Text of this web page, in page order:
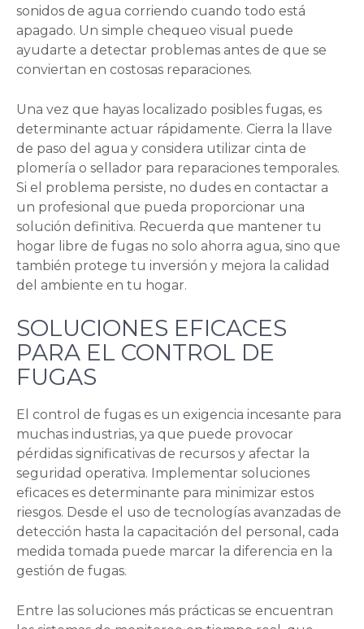
sonidos de agua corriendo cuando todo está
apagado. Un simple chequeo visual puede
ayudarte a detectar problemas antes de que se
conviertan en costosas reparaciones.
Una vez que hayas localizado posibles fugas, es
determinante actuar rápidamente. Cierra la llave
de paso del agua y considera utilizar cinta de
plomería o sellador para reparaciones temporales.
Si el problema persiste, no dudes en contactar a
un profesional que pueda proporcionar una
solución definitiva. Recuerda que mantener tu
hogar libre de fugas no solo ahorra agua, sino que
también protege tu inversión y mejora la calidad
del ambiente en tu hogar.
SOLUCIONES EFICACES
PARA EL CONTROL DE
FUGAS
El control de fugas es un exigencia incesante para
muchas industrias, ya que puede provocar
pérdidas significativas de recursos y afectar la
seguridad operativa. Implementar soluciones
eficaces es determinante para minimizar estos
riesgos. Desde el uso de tecnologías avanzadas de
detección hasta la capacitación del personal, cada
medida tomada puede marcar la diferencia en la
gestión de fugas.
Entre las soluciones más prácticas se encuentran